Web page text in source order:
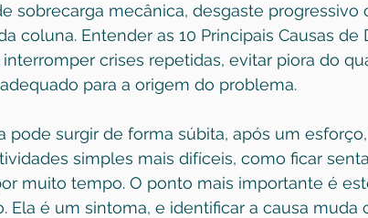
sobrecarga mecânica, desgaste progressivo
coluna. Entender as 10 Principais Causas
interromper crises repetidas, evitar piora do
para a origem do problema.
pode surgir de forma súbita, após um
simples mais difíceis, como ficar
muito tempo. O ponto mais importante é
Ela é um sintoma, e identificar a causa